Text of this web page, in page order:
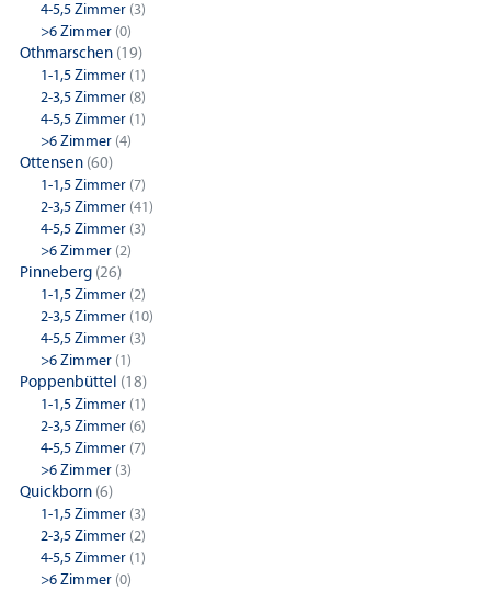
4-5,5 Zimmer (3)
>6 Zimmer (0)
Othmarschen (19)
1-1,5 Zimmer (1)
2-3,5 Zimmer (8)
4-5,5 Zimmer (1)
>6 Zimmer (4)
Ottensen (60)
1-1,5 Zimmer (7)
2-3,5 Zimmer (41)
4-5,5 Zimmer (3)
>6 Zimmer (2)
Pinneberg (26)
1-1,5 Zimmer (2)
2-3,5 Zimmer (10)
4-5,5 Zimmer (3)
>6 Zimmer (1)
Poppenbüttel (18)
1-1,5 Zimmer (1)
2-3,5 Zimmer (6)
4-5,5 Zimmer (7)
>6 Zimmer (3)
Quickborn (6)
1-1,5 Zimmer (3)
2-3,5 Zimmer (2)
4-5,5 Zimmer (1)
>6 Zimmer (0)